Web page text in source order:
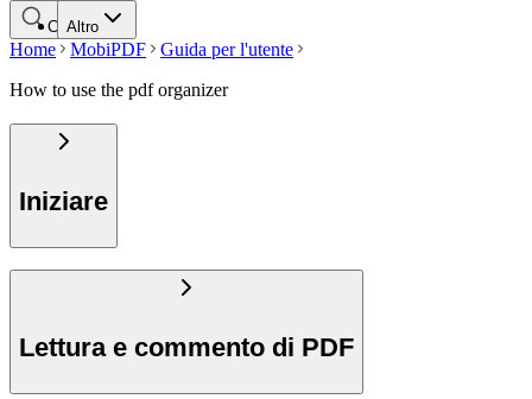
Altro
Cerca
Home MobiPDF
Guida per l'utente
How to use the pdf organizer
Iniziare
Lettura e commento di PDF